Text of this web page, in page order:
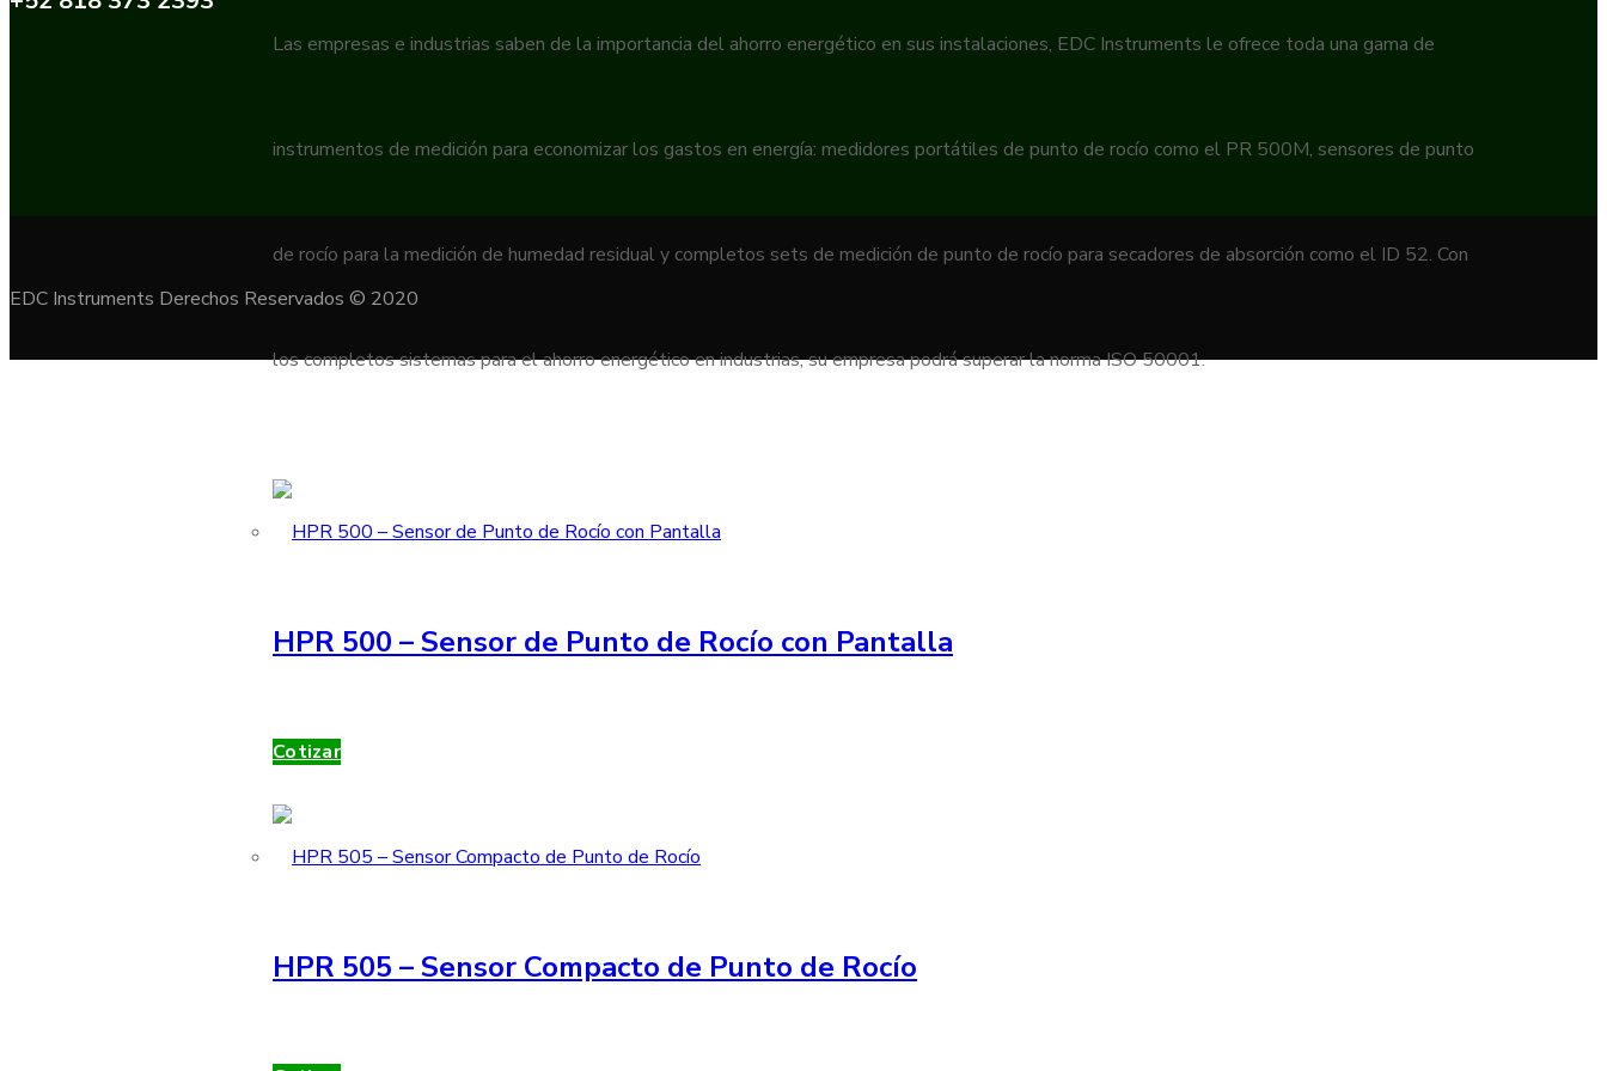
Las empresas e industrias saben de la importancia del ahorro energético en sus instalaciones, EDC Instruments le ofrece toda una gama de
instrumentos de medición para economizar los gastos en energía: medidores portátiles de punto de rocío como el PR 500M, sensores de punto
de rocío para la medición de humedad residual y completos sets de medición de punto de rocío para secadores de absorción como el ID 52. Con
los completos sistemas para el ahorro energético en industrias, su empresa podrá superar la norma ISO 50001.
HPR 500 – Sensor de Punto de Rocío con Pantalla
Cotizar
HPR 505 – Sensor Compacto de Punto de Rocío
EDC Instruments Derechos Reservados © 2020